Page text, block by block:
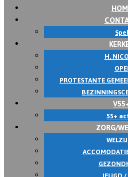
H.
PROTESTANTE
55+
ZORG/